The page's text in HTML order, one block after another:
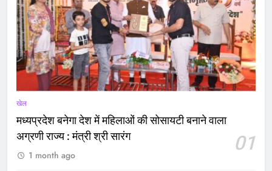
खेल
मध्यप्रदेश बनेगा देश में महिलाओं की सोसायटी बनाने वाला
अग्रणी राज्य : मंत्री श्री सारंग
01
1 month ago